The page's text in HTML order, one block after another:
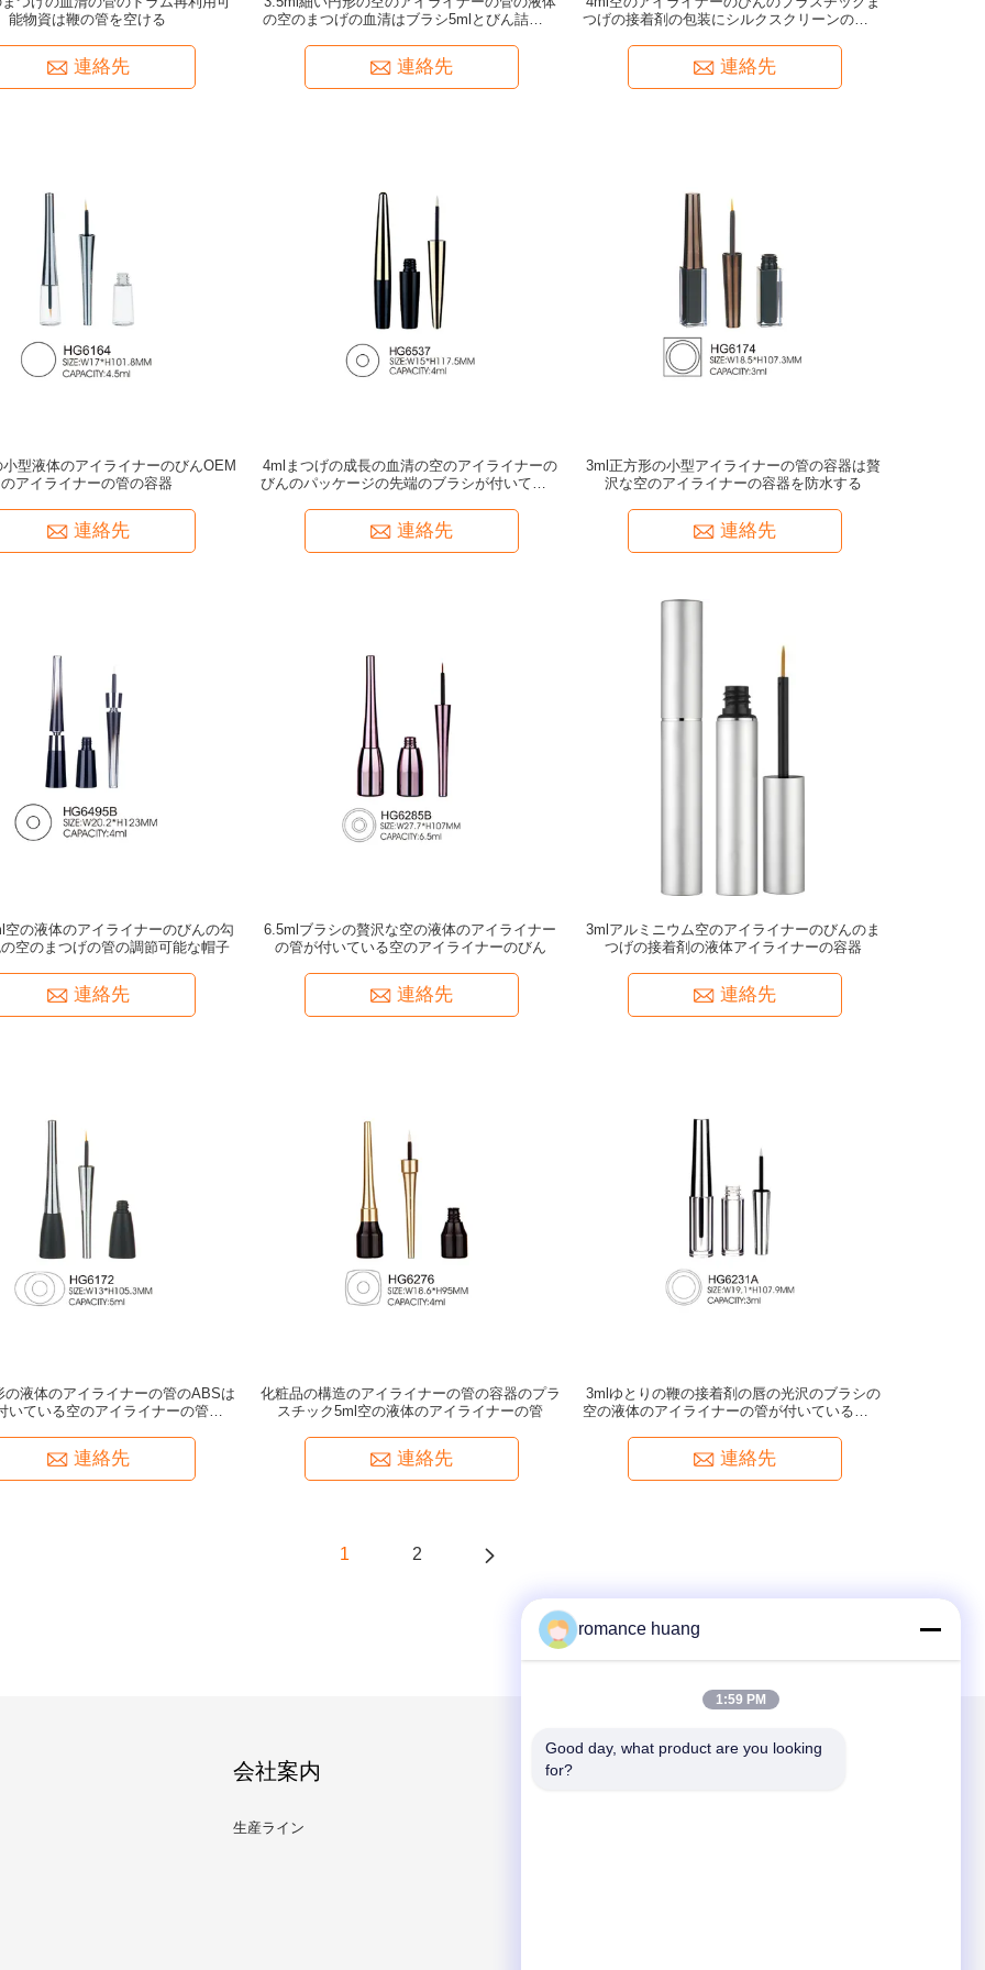
能物資は鞭の管を空ける
連絡先
の空のまつげの血清はブラシ5mlとびん詰めに
連絡先
つげの接着剤の包装にシルクスクリーンの熱い
連絡先
型液体のアイライナーのびんOEM
のアイライナーの管の容器
連絡先
4mlまつげの成長の血清の空のアイライナーの
びんのパッケージの先端のブラシが付いている
連絡先
3ml正方形の小型アイライナーの管の容器は贅
沢な空のアイライナーの容器を防水する
連絡先
空の液体のアイライナーのびんの勾
空のまつげの管の調節可能な帽子
連絡先
6.5mlブラシの贅沢な空の液体のアイライナー
の管が付いている空のアイライナーのびん
連絡先
3mlアルミニウム空のアイライナーのびんのま
つげの接着剤の液体アイライナーの容器
連絡先
の液体のアイライナーの管のABSは
いている空のアイライナーの管の帽
連絡先
化粧品の構造のアイライナーの管の容器のプラ
スチック5ml空の液体のアイライナーの管
連絡先
3mlゆとりの鞭の接着剤の唇の光沢のブラシの
空の液体のアイライナーの管が付いている空の
連絡先
1 2
会社案内
生産ライン
メールでお問い合わせ
romance huang
1:59 PM
Good day, what product are you looking
for?